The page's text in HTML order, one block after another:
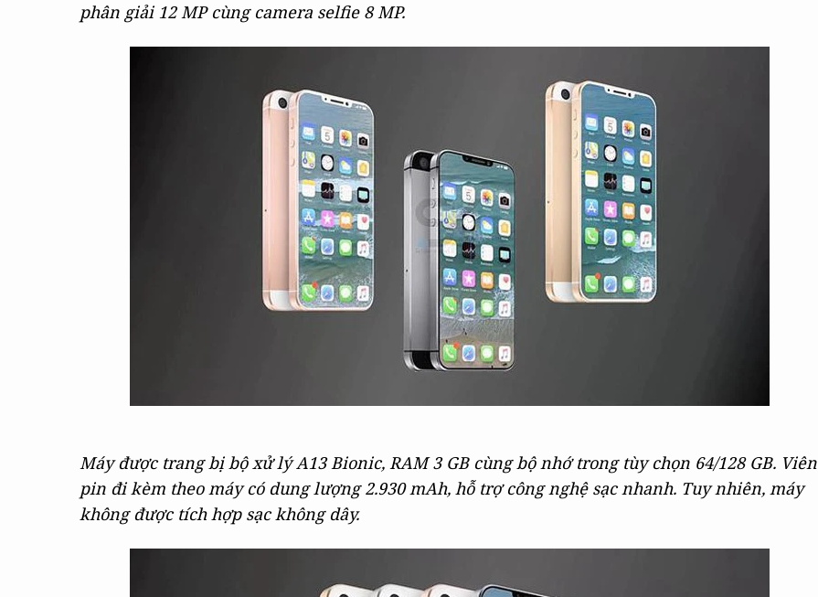
phân giải 12 MP cùng camera selfie 8 MP.
Máy được trang bị bộ xử lý A13 Bionic, RAM 3 GB cùng bộ nhớ trong tùy chọn 64/128 GB. Viên
pin đi kèm theo máy có dung lượng 2.930 mAh, hỗ trợ công nghệ sạc nhanh. Tuy nhiên, máy
không được tích hợp sạc không dây.